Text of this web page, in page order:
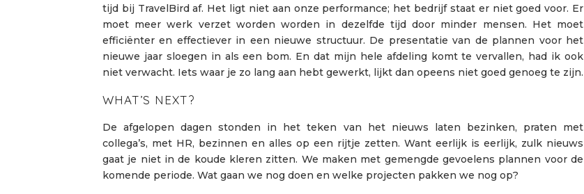
tijd bij TravelBird af. Het ligt niet aan onze performance; het bedrijf staat er niet goed voor. Er
moet meer werk verzet worden worden in dezelfde tijd door minder mensen. Het moet
efficiënter en effectiever in een nieuwe structuur. De presentatie van de plannen voor het
nieuwe jaar sloegen in als een bom. En dat mijn hele afdeling komt te vervallen, had ik ook
niet verwacht. Iets waar je zo lang aan hebt gewerkt, lijkt dan opeens niet goed genoeg te zijn.
WHAT’S NEXT?
De afgelopen dagen stonden in het teken van het nieuws laten bezinken, praten met
collega’s, met HR, bezinnen en alles op een rijtje zetten. Want eerlijk is eerlijk, zulk nieuws
gaat je niet in de koude kleren zitten. We maken met gemengde gevoelens plannen voor de
komende periode. Wat gaan we nog doen en welke projecten pakken we nog op?